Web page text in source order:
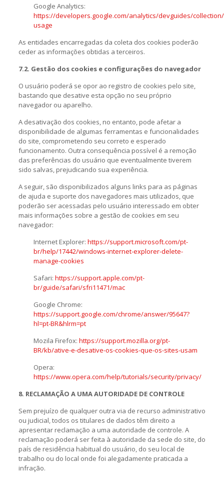
Google Analytics:
https://developers.google.com/analytics/devguides/
usage
As entidades encarregadas da coleta dos cookies poderão
ceder as informações obtidas a terceiros.
7.2. Gestão dos cookies e configurações do navegador
O usuário poderá se opor ao registro de cookies pelo site,
bastando que desative esta opção no seu próprio
navegador ou aparelho.
A desativação dos cookies, no entanto, pode afetar a
disponibilidade de algumas ferramentas e funcionalidades
do site, comprometendo seu correto e esperado
funcionamento. Outra consequência possível é a remoção
das preferências do usuário que eventualmente tiverem
sido salvas, prejudicando sua experiência.
A seguir, são disponibilizados alguns links para as páginas
de ajuda e suporte dos navegadores mais utilizados, que
poderão ser acessadas pelo usuário interessado em obter
mais informações sobre a gestão de cookies em seu
navegador:
Internet Explorer: https://support.microsoft.com/pt-
br/help/17442/windows-internet-explorer-delete-
manage-cookies
Safari: https://support.apple.com/pt-
br/guide/safari/sfri11471/mac
Google Chrome:
https://support.google.com/chrome/answer/95647?
hl=pt-BR&hlrm=pt
Mozila Firefox: https://support.mozilla.org/pt-
BR/kb/ative-e-desative-os-cookies-que-os-sites-usam
Opera:
https://www.opera.com/help/tutorials/security/privacy/
8. RECLAMAÇÃO A UMA AUTORIDADE DE CONTROLE
Sem prejuízo de qualquer outra via de recurso administrativo
ou judicial, todos os titulares de dados têm direito a
apresentar reclamação a uma autoridade de controle. A
reclamação poderá ser feita à autoridade da sede do site, do
país de residência habitual do usuário, do seu local de
trabalho ou do local onde foi alegadamente praticada a
infração.